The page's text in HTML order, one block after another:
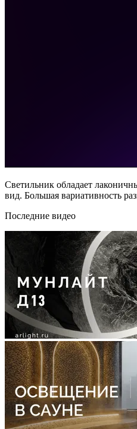
Светильник обладает
вид. Большая вариативность
Последние видео